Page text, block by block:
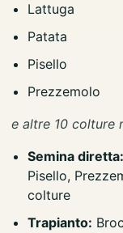
Lattuga
Patata
Pisello
Prezzemolo
e altre 10 colture
Semina diretta:
Pisello,
colture
Trapianto: